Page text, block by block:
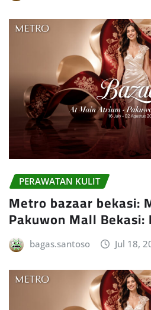
PERAWATAN KULIT
Metro bazaar bekasi:
Pakuwon Mall
bagas.santoso Jul 18,